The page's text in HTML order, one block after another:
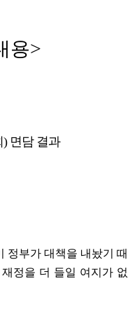
용>
면담 결과
정부가 대책을 내놨기 때
정을 더 들일 여지가 없